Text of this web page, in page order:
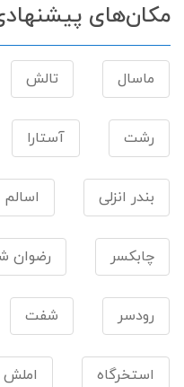
مکان‌های
ماسال تالش
رشت آستارا
بندر انزلی اسالم
چابکسر رضوان
رودسر شفت
استخرگاه املش